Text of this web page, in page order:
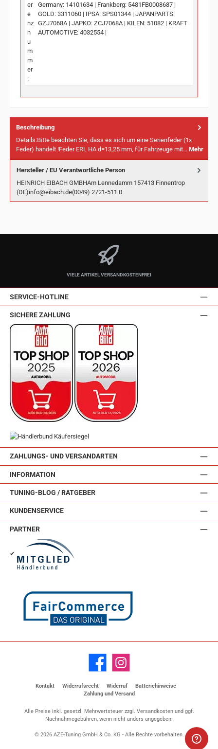
er
e
nz
n
u
m
m
er
:
Germany: 14101634 | Frankberg: 5481FB0008687 |
GOLD: 3311060 | IPSA: SPS01344 | JAPANPARTS:
GZJ7068A | JAPKO: ZCJ7068A | KILEN: 51082 | KRAFT
AUTOMOTIVE: 4032554 |
Beschreibung
Details:Bitte beachten Sie, dass es sich um eine Serienfeder (1x
Feder) handelt !Feder ERL HA d=13,25 mm, für Fahrzeuge mit… Mehr
Hersteller / EU Verantwortliche Person
HEINRICH EIBACH GMBHAm Lennedamm 157413 Finnentrop
(DE)info@eibach.de(0049) 2721-511 0
VIELE ARTIKEL VERSANDKOSTENFREI
SERVICE-HOTLINE
ZAHLUNGS- UND VERSANDARTEN
INFORMATION
TUNING-BLOG / RATGEBER
KUNDENSERVICE
SICHERE ZAHLUNG
PARTNER
✔
Facebook Instagram
Kontakt Widerrufsrecht Widerruf
Batteriehinweise
Zahlung und Versand
Alle Preise inkl. gesetzl. Mehrwertsteuer zzgl. Versandkostenund ggf.
Nachnahmegebühren, wenn nicht anders angegeben.
© 2026 AZE-Tuning GmbH & Co. KG - Alle Rechte vorbehalten.